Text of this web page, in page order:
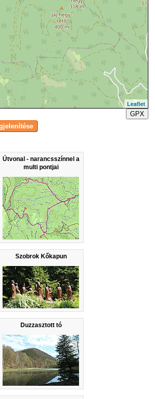
Útvonal - narancsszínnel a
multi pontjai
Szobrok Kőkapun
Duzzasztott tó
Leaflet
GPX